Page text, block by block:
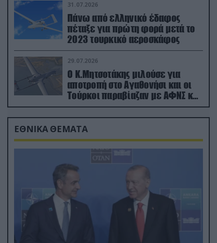
31.07.2026
Πάνω από ελληνικό έδαφος
πέταξε για πρώτη φορά μετά το
2023 τουρκικό αεροσκάφος
29.07.2026
Ο Κ.Μητσοτάκης μιλούσε για
αποτροπή στο Αγαθονήσι και οι
Τούρκοι παραβίαζαν με ΑΦΝΣ και
drone
ΕΘΝΙΚΑ ΘΕΜΑΤΑ